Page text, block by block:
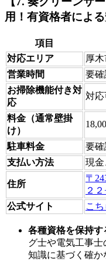
用！有資格者によ
項目
対応エリア
厚
営業時間
要確
お掃除機能付き対
応
対応
料金（通常壁掛
け）
駐車料金
要確
支払い方法
現金
住所
〒
２
公式サイト
こち
各種資格を保持す
グ士や電気工事
知識に基づく確か